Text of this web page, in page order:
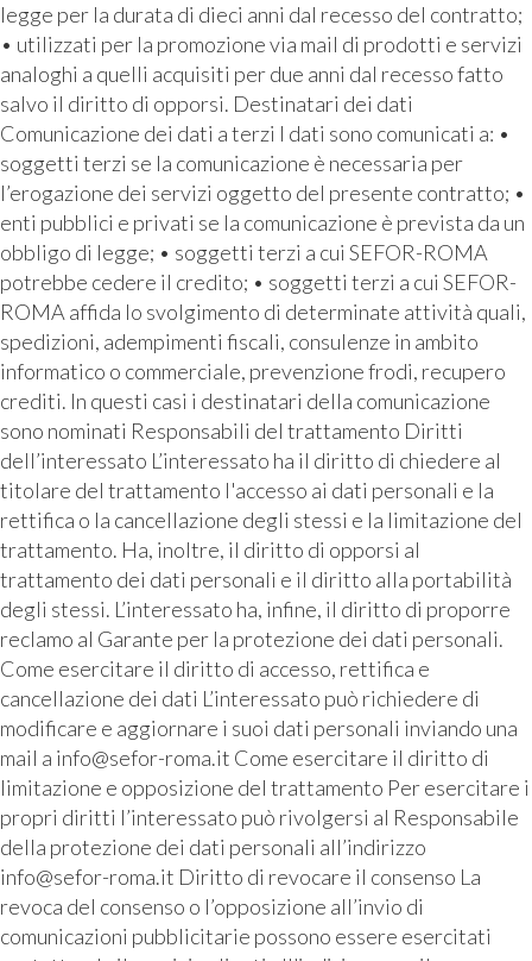
legge per la durata di dieci anni dal recesso del contratto;
• utilizzati per la promozione via mail di prodotti e servizi
analoghi a quelli acquisiti per due anni dal recesso fatto
salvo il diritto di opporsi. Destinatari dei dati
Comunicazione dei dati a terzi I dati sono comunicati a: •
soggetti terzi se la comunicazione è necessaria per
l’erogazione dei servizi oggetto del presente contratto; •
enti pubblici e privati se la comunicazione è prevista da un
obbligo di legge; • soggetti terzi a cui SEFOR-ROMA
potrebbe cedere il credito; • soggetti terzi a cui SEFOR-
ROMA affida lo svolgimento di determinate attività quali,
spedizioni, adempimenti fiscali, consulenze in ambito
informatico o commerciale, prevenzione frodi, recupero
crediti. In questi casi i destinatari della comunicazione
sono nominati Responsabili del trattamento Diritti
dell’interessato L’interessato ha il diritto di chiedere al
titolare del trattamento l'accesso ai dati personali e la
rettifica o la cancellazione degli stessi e la limitazione del
trattamento. Ha, inoltre, il diritto di opporsi al
trattamento dei dati personali e il diritto alla portabilità
degli stessi. L’interessato ha, infine, il diritto di proporre
reclamo al Garante per la protezione dei dati personali.
Come esercitare il diritto di accesso, rettifica e
cancellazione dei dati L’interessato può richiedere di
modificare e aggiornare i suoi dati personali inviando una
mail a info@sefor-roma.it Come esercitare il diritto di
limitazione e opposizione del trattamento Per esercitare i
propri diritti l’interessato può rivolgersi al Responsabile
della protezione dei dati personali all’indirizzo
info@sefor-roma.it Diritto di revocare il consenso La
revoca del consenso o l’opposizione all’invio di
comunicazioni pubblicitarie possono essere esercitati